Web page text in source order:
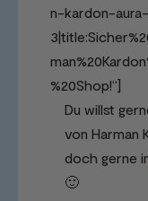
n-kardon-
%20Shop!“]
Du willst
von Harman
doch gerne
🙂